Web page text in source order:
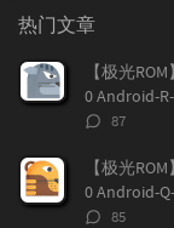
门
文
章
热门文章
【极光
0 Android-R-
评
数：
87
【极光
0 Android-Q-
评
85